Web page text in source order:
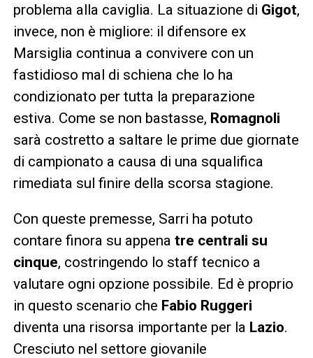
problema alla caviglia. La situazione di Gigot,
invece, non è migliore: il difensore ex
Marsiglia continua a convivere con un
fastidioso mal di schiena che lo ha
condizionato per tutta la preparazione
estiva. Come se non bastasse, Romagnoli
sarà costretto a saltare le prime due giornate
di campionato a causa di una squalifica
rimediata sul finire della scorsa stagione.
Con queste premesse, Sarri ha potuto
contare finora su appena tre centrali su
cinque, costringendo lo staff tecnico a
valutare ogni opzione possibile. Ed è proprio
in questo scenario che Fabio Ruggeri
diventa una risorsa importante per la Lazio.
Cresciuto nel settore giovanile